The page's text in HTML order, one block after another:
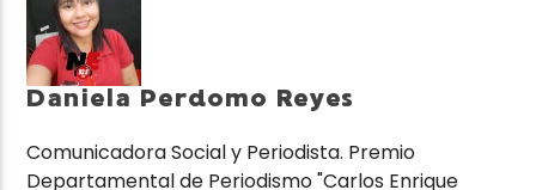
Daniela Perdomo Reyes
Comunicadora Social y Periodista. Premio
Departamental de Periodismo "Carlos Enrique